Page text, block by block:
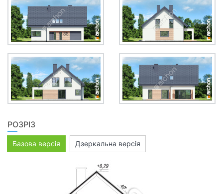
РОЗРІЗ
Базова версія Дзеркальна версія